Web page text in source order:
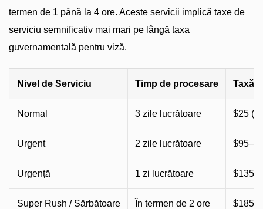
termen de 1 până la 4 ore. Aceste servicii implică taxe de
serviciu semnificativ mai mari pe lângă taxa
guvernamentală pentru viză.
Nivel de Serviciu Timp de procesare Taxă
Normal 3 zile lucrătoare $25
Urgent 2 zile lucrătoare
Urgență 1 zi lucrătoare
Super Rush / Sărbătoare În termen de 2 ore